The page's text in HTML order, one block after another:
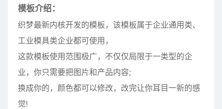
模板介绍：
织梦最新内核开发的模板，该模板属于企业通用类、
工业模具类企业都可使用，
这款模板使用范围极广，不仅仅局限于一类型的企
业，你只需要把图片和产品内容;
换成你的，颜色都可以修改，改完让你耳目一新的感
觉!